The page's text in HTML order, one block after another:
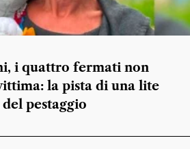
i quattro fermati non
la pista di una lite
pestaggio